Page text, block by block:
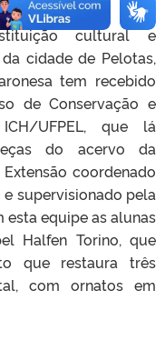
cultural e
cidade de Pelotas,
tem recebido
de Conservação e
UFPEL, que lá
do acervo da
coordenado
supervisionado pela
esta equipe as alunas
Halfen Torino, que
que restaura três
com ornatos em